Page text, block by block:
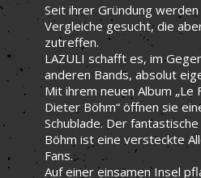
Seit ihrer Gründung
Vergleiche gesucht, die
zutreffen.
LAZULI schafft es, im
anderen Bands, absolut
Mit ihrem neuen Album „Le
Dieter Böhm“ öffnen sie
Schublade. Der
Böhm ist eine versteckte
Fans.
Auf einer einsamen Insel